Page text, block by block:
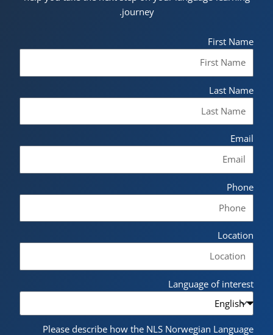
journey.
First Name
Last Name
Email
Phone
Location
Language of interest
Please describe how the NLS Norwegian Language